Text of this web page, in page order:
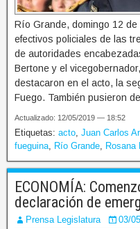
Río Grande, domingo 12
efectivos policiales de las
de autoridades
Bertone y el
destacaron en el acto, la
Fuego. También pusieron
Actualizado: 12/05/2019 — 18:52
Etiquetas: acto Juan Carlos
fueguina
Río Grande Rosana
ECONOMÍA:
declaración de
Prensa Legislatura 03/